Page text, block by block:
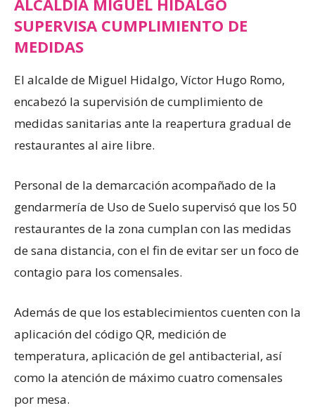
SUPERVISA CUMPLIMIENTO DE
MEDIDAS
El alcalde de Miguel Hidalgo, Víctor Hugo Romo,
encabezó la supervisión de cumplimiento de
medidas sanitarias ante la reapertura gradual de
restaurantes al aire libre.
Personal de la demarcación acompañado de la
gendarmería de Uso de Suelo supervisó que los 50
restaurantes de la zona cumplan con las medidas
de sana distancia, con el fin de evitar ser un foco de
contagio para los comensales.
Además de que los establecimientos cuenten con la
aplicación del código QR, medición de
temperatura, aplicación de gel antibacterial, así
como la atención de máximo cuatro comensales
por mesa.